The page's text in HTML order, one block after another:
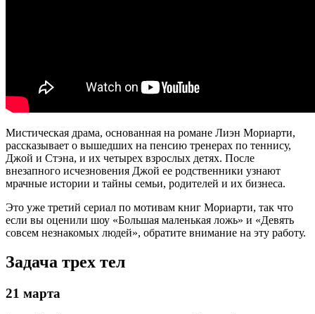
Мистическая драма, основанная на романе Лиэн Мориарти,
рассказывает о вышедших на пенсию тренерах по теннису,
Джой и Стэна, и их четырех взрослых детях. После
внезапного исчезновения Джой ее родственники узнают
мрачные истории и тайны семьи, родителей и их бизнеса.
Это уже третий сериал по мотивам книг Мориарти, так что
если вы оценили шоу «Большая маленькая ложь» и «Девять
совсем незнакомых людей», обратите внимание на эту работу.
Задача трех тел
21 марта